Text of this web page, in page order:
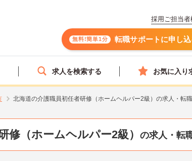
採用ご担当者
無料!簡単1分 転職サポートに申し
求人を検索する お気に入り
北海道の介護職員初任者研修（ホームヘルパー2級）の求人・転
修（ホームヘルパー2級） の求人・転